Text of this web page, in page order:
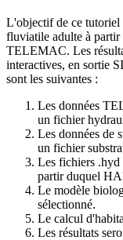
L'objectif de ce tutoriel
fluviatile adulte à
TELEMAC. Les
interactives, en sortie
sont les suivantes :
Les données
un fichier
Les données de
un fichier
Les fichiers .hyd
partir duquel
Le modèle
sélectionné.
Le calcul
Les résultats